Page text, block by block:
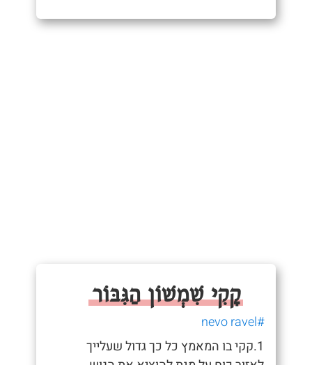
קָקִי שִׁמְשׁוֹן הַגִּבּוֹר
#nevo ravel
1.קקי בו המאמץ כל כך גדול שעלייך